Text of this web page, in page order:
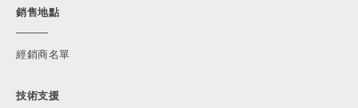
銷售地點
經銷商名單
技術支援